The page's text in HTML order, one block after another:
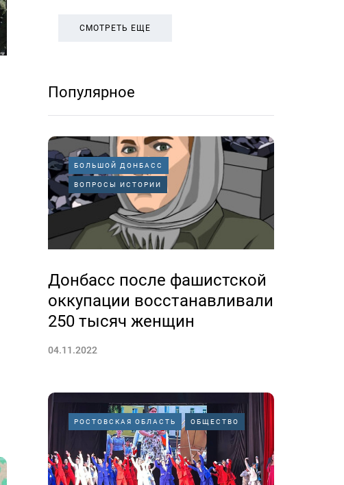
СМОТРЕТЬ ЕЩЕ
Популярное
БОЛЬШОЙ ДОНБАСС
ВОПРОСЫ ИСТОРИИ
Донбасс после фашистской
оккупации восстанавливали
250 тысяч женщин
04.11.2022
РОСТОВСКАЯ ОБЛАСТЬ ОБЩЕСТВО